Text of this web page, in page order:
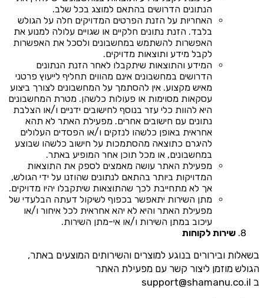
הנתונים הדרושים בהתאם למוצג בכל שלב.
האחריות על הזנת הפרטים המדויקים חלה על הגולש
בלבד. הזנת נתונים חלקיים או שגויים עלולה למנוע את
האפשרות להשתמש במחשבונים ולסכל את האפשרות
לקבל מידע ותוצאות מדויקים.
המידע והתוצאות שיתקבלו לאחר הזנת הנתונים
הדרושים במחשבונים אינם מהווים תחליף לייעוץ פרטני
מאיש מקצוע. אין להסתמך על המחשבונים לצורך ביצוע
עסקאות מסוימות או פעולות כלשהן. מטרת המחשבונים
היא להוות כלי עזר בנוסף לחישובים ידניים ו/או הצלבת
נתונים עם חישובים אחרים. מפעילת האתר לא תהא
אחראית באופן כלשהו לנזקים ו/או הפסדים העלולים
להיגרם כתוצאה מהסתמכות על חישוב כלשהו שבוצע
במחשבונים, או מכל תוכן אחר המופיע באתר.
מפעילת האתר עושה מאמצים לספק את התוצאות
המדויקות ביותר בהתאם לנתונים שהוזנו על ידי הגולש,
אך לא מתחייבת לכך שהתוצאות שיתקבלו יהיו מדויקים.
מתן השירות יתאפשר בכפוף לשיקול דעתה הבלעדי של
מפעילת האתר והיא לא יהא אחראית לכל איחור ו/או
עיכוב במתן השירות ו/או אי-מתן השירות.
שירות לקוחות
בשאלות ובירורים בנוגע למוצרים והשירותים המוצעים באתר,
הגולש מוזמן ליצור קשר עם מפעילת האתר
ב support@shamanu.co.il